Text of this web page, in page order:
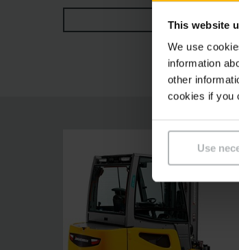
This website
We use
information
other
cookies if you
Use
konkurenční modely.Kompaktní
individuálně nastavitelné
konstrukční řady 4 univerzálně
ZOBRAZIT